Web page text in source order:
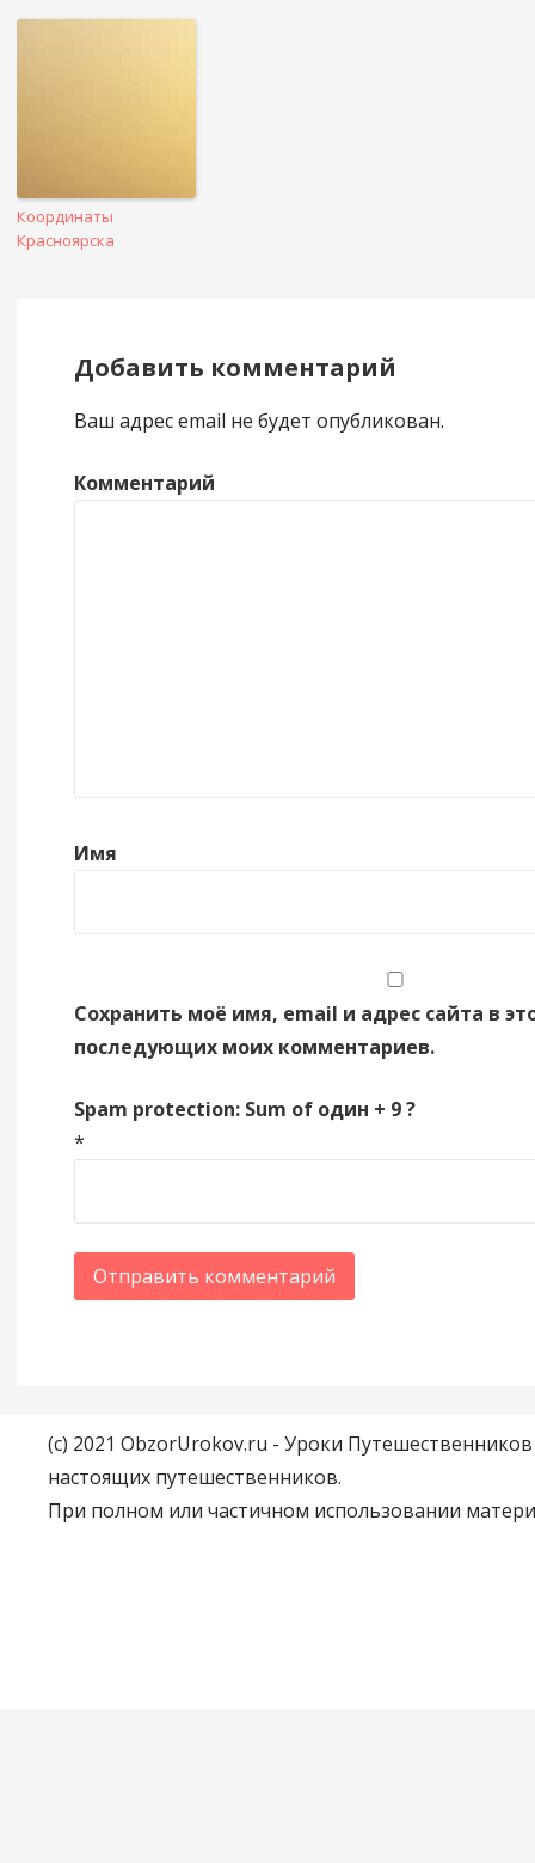
Координаты
Красноярска
Добавить комментарий
Ваш адрес email не будет опубликован.
Комментарий
Имя
Сохранить моё имя, email и адрес сайта в
последующих моих комментариев.
Spam protection: Sum of один + 9 ?
*
(c) 2021 ObzorUrokov.ru - Уроки
настоящих путешественников.
При полном или частичном использовании